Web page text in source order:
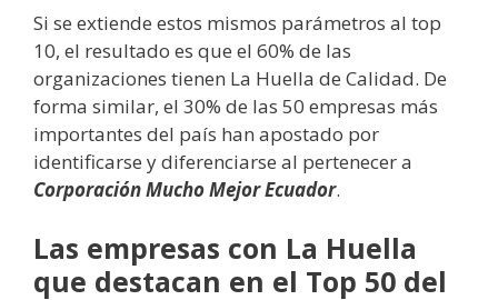
Si se extiende estos mismos parámetros al top
10, el resultado es que el 60% de las
organizaciones tienen La Huella de Calidad. De
forma similar, el 30% de las 50 empresas más
importantes del país han apostado por
identificarse y diferenciarse al pertenecer a
Corporación Mucho Mejor Ecuador.
Las empresas con La Huella
que destacan en el Top 50 del